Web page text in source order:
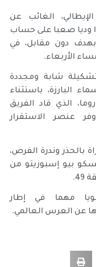
الغائب عن
العالم 2026، فوزا وديا صعبا على حساب
دون مقابل، في
الأربعاء.
شابة ومجددة
البارزة، باستثناء
الذي قاد الفريق
عنصر الاستقرار
بالحذر وندرة الفرص،
بيو إسبوزيتو من
مهما في إطار
عن العرس العالمي.